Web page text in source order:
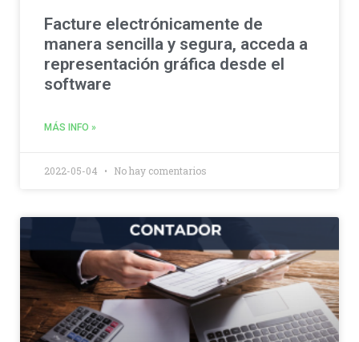
Facture electrónicamente de
manera sencilla y segura, acceda a
representación gráfica desde el
software
MÁS INFO »
2022-05-04 No hay comentarios